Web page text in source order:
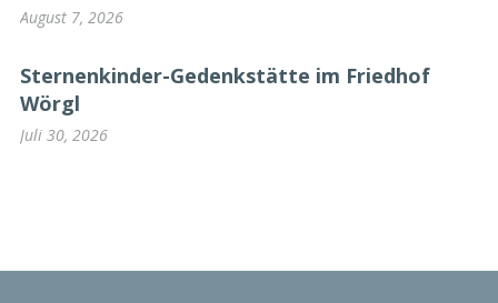
August 7, 2026
Sternenkinder-Gedenkstätte im Friedhof
Wörgl
Juli 30, 2026